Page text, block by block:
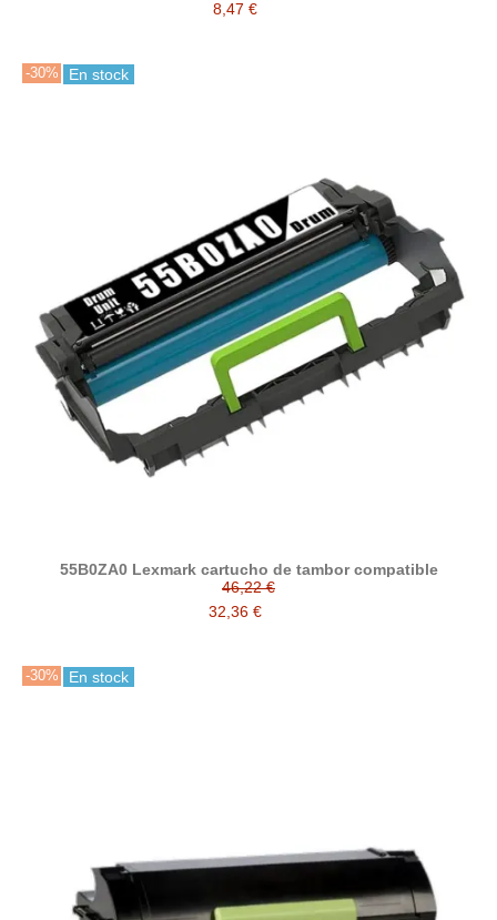
8,47 €
-30% En stock
55B0ZA0 Lexmark cartucho de tambor compatible
46,22 €
32,36 €
-30% En stock